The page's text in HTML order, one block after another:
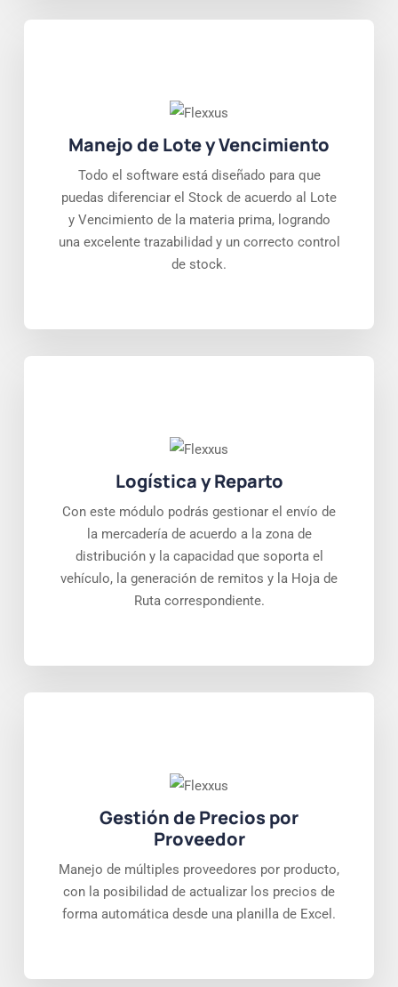
Manejo de Lote y Vencimiento
Todo el software está diseñado para que
puedas diferenciar el Stock de acuerdo al Lote
y Vencimiento de la materia prima, logrando
una excelente trazabilidad y un correcto control
de stock.
Logística y Reparto
Con este módulo podrás gestionar el envío de
la mercadería de acuerdo a la zona de
distribución y la capacidad que soporta el
vehículo, la generación de remitos y la Hoja de
Ruta correspondiente.
Gestión de Precios por
Proveedor
Manejo de múltiples proveedores por producto,
con la posibilidad de actualizar los precios de
forma automática desde una planilla de Excel.